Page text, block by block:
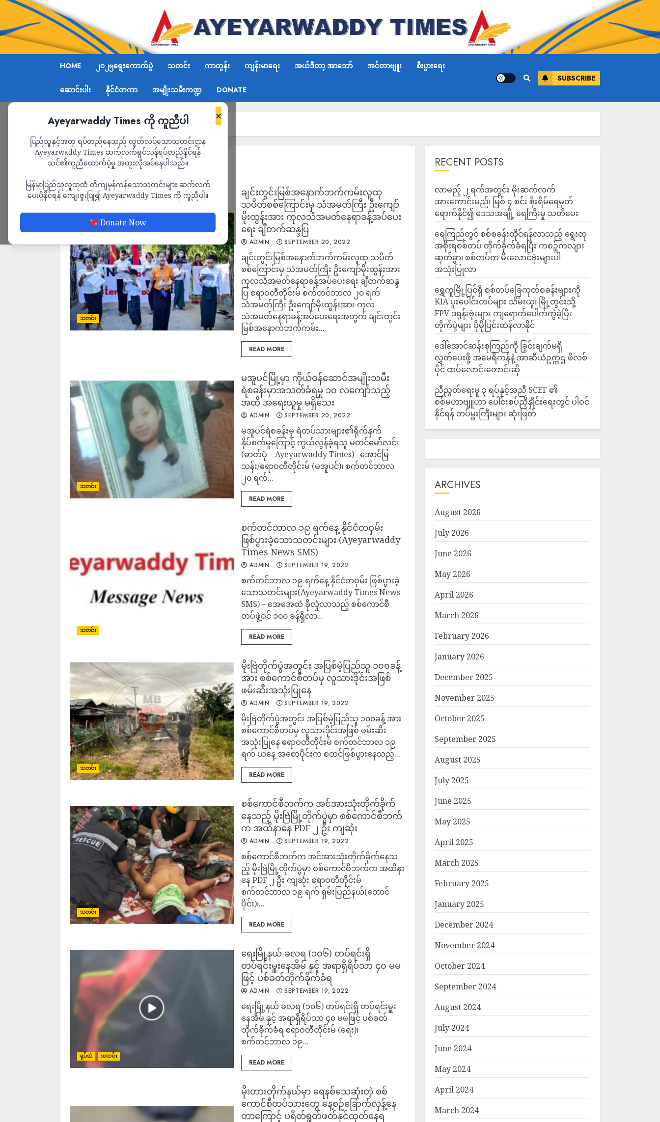
HOME ၂၀၂၅ရွေးကောက်ပွဲ သတင်း ကာတွန်း ကျန်းမာရေး အယ်ဒီတာ့ အာဘော် အင်တာဗျူး စီးပွားရေး
ဆောင်းပါး နိုင်ငံတကာ အမျိုးသမီးကဏ္ဍ DONATE
SUBSCRIBE
×
Ayeyarwaddy Times ကို ကူညီပါ
ပြည်သူနှင့်အတူ ရပ်တည်နေသည့် လွတ်လပ်သောသတင်းဌာန
Ayeyarwaddy Times ဆက်လက်ရှင်သန်ရပ်တည်နိုင်ရန်
သင်၏ကူညီထောက်ပံ့မှု အထူးလိုအပ်နေပါသည်။
မြန်မာပြည်သူလူထုထံ တိကျမှန်ကန်သောသတင်းများ ဆက်လက်
ပေးပို့နိုင်ရန် ကျေးဇူးပြု၍ Ayeyarwaddy Times ကို ကူညီပါ။
Donate Now
Home သတင်း Page 1,557
သတင်း
သတင်း
ချင်းတွင်းမြစ်အနောက်ဘက်ကမ်းလူထု
သပိတ်စစ်ကြောင်းမှ သံအမတ်ကြီး ဦးကျော်
မိုးထွန်းအား ကုလသံအမတ်နေရာခန့်အပ်ပေး
ရေး ချီတက်ဆန္ဒပြ
ADMIN SEPTEMBER 20, 2022
ချင်းတွင်းမြစ်အနောက်ဘက်ကမ်းလူထု သပိတ်
စစ်ကြောင်းမှ သံအမတ်ကြီး ဦးကျော်မိုးထွန်းအား
ကုလသံအမတ်နေရာခန့်အပ်ပေးရေး ချီတက်ဆန္ဒ
ပြ ဧရာဝတီတိုင်းမ် စက်တင်ဘာလ ၂၀ ရက်
သံအမတ်ကြီး ဦးကျော်မိုးထွန်းအား ကုလ
သံအမတ်နေရာခန့်အပ်ပေးရေးအတွက် ချင်းတွင်း
မြစ်အနောက်ဘက်ကမ်း...
READ MORE
သတင်း
မအူပင်မြို့မှာ ကိုယ်ဝန်ဆောင်အမျိုးသမီး
ရဲစခန်းမှာအသတ်ခံရမှု ၁၀ လကျော်သည့်
အထိ အရေးယူမှု မရှိသေး
ADMIN SEPTEMBER 20, 2022
မအူပင်ရဲစခန်းမှ ရဲတပ်သားများ၏ရိုက်နှက်
နှိပ်စက်မှုကြောင့် ကွယ်လွန်ခဲ့ရသူ မတင်မော််််လင်း
(ဓာတ်ပုံ – Ayeyarwaddy Times) အောင်မြ
သန်း/ဧရာဝတီတိုင်းမ် (မအူပင်)၊ စက်တင်ဘာလ
၂၀ ရက်...
READ MORE
သတင်း
စက်တင်ဘာလ ၁၉ ရက်နေ့ နိုင်ငံတဝှမ်း
ဖြစ်ပွားခဲ့သောသတင်းများ (Ayeyarwaddy
Times News SMS)
ADMIN SEPTEMBER 19, 2022
စက်တင်ဘာလ ၁၉ ရက်နေ့ နိုင်ငံတဝှမ်း ဖြစ်ပွားခဲ့
သောသတင်းများ(Ayeyarwaddy Times News
SMS) – အေအေထံ ခိုလှုံလာသည့် စစ်ကောင်စီ
တပ်ဖွဲ့ဝင် ၁၀၀ ခန့်ရှိလာ...
READ MORE
သတင်း
မိုးဗြဲတိုက်ပွဲအတွင်း ​အပြစ်မဲ့ပြည်သူ ၁၀၀ခန့်
အား စစ်ကောင်စီတပ်မှ လူသားဒိုင်းအဖြစ်
ဖမ်း​ဆီးအသုံးပြုနေ
ADMIN SEPTEMBER 19, 2022
မိုးဗြဲတိုက်ပွဲအတွင်း ​အပြစ်မဲ့ပြည်သူ ၁၀၀ခန့် အား
စစ်ကောင်စီတပ်မှ လူသားဒိုင်းအဖြစ် ဖမ်း​ဆီး
အသုံးပြုနေ ဧရာဝတီတိုင်းမ် စက်တင်ဘာလ ၁၉
ရက် ယနေ့ အစောပိုင်းက စတင်ဖြစ်ပွားနေသည့်...
READ MORE
သတင်း
စစ်ကောင်စီဘက်က အင်အားသုံးတိုက်ခိုက်
နေသည့် မိုးဗြဲမြို့တိုက်ပွဲမှာ စစ်ကောင်စီဘက်
က အထိနာနေ PDF ၂ ဦး ကျဆုံး
ADMIN SEPTEMBER 19, 2022
စစ်ကောင်စီဘက်က အင်အားသုံးတိုက်ခိုက်နေသ
ည့် မိုးဗြဲမြို့တိုက်ပွဲမှာ စစ်ကောင်စီဘက်က အထိနာ
နေ PDF ၂ ဦး ကျဆုံး ဧရာဝတီတိုင်းမ်
စက်တင်ဘာလ ၁၉ ရက် ရှမ်းပြည်နယ်(တောင်
ပိုင်း)၊...
READ MORE
ရုပ်သံ သတင်း
ရေးမြို့နယ် ခလရ (၁၀၆) တပ်ရင်းရှိ
တပ်ရင်းမှူးနေအိမ် နှင့် အရာရှိရိပ်သာ ၄၀ မမ
ဖြင့် ပစ်ခတ်တိုက်ခိုက်ခံရ
ADMIN SEPTEMBER 19, 2022
ရေးမြို့နယ် ခလရ (၁၀၆) တပ်ရင်းရှိ တပ်ရင်းမှူး
နေအိမ် နှင့် အရာရှိရိပ်သာ ၄၀ မမဖြင့် ပစ်ခတ်
တိုက်ခိုက်ခံရ ဧရာဝတီတိုင်းမ် (ရေး)၊
စက်တင်ဘာလ ၁၉...
READ MORE
မိုးတားတိုက်နယ်မှာ ရေနစ်သေဆုံးတဲ့ စစ်
ကောင်စီတပ်သားတွေ နေ့စဥ်ခြောက်လှန့်နေ
တာကြောင့် ပရိတ်ရွတ်ဖတ်နှင်ထုတ်နေရ
RECENT POSTS
လာမည့် ၂ ရက်အတွင်း မိုးဆက်လက်
အားကောင်းမည်၊ မြစ် ၄ စင်း စိုးရိမ်ရေမှတ်
ရောက်နိုင်၍ ဒေသအချို့ ရေကြီးမှု သတိပေး
ရေကြည်တွင် စစ်စခန်းထိုင်ရန်လာသည့် ရွေးတု
အစိုးရစစ်တပ် တိုက်ခိုက်ခံရပြီး ကစဉ့်ကလျား
ဆုတ်ခွာ၊ စစ်တပ်က မီးလောင်ဗုံးများပါ
အသုံးပြုလာ
‎ရွှေကူမြို့ပြင်ရှိ စစ်တပ်ခြေကုတ်စခန်းများကို
KIA ပူးပေါင်းတပ်များ သိမ်းယူ၊ မြို့တွင်းသို့
FPV ဒရုန်းဗုံးများ ကျရောက်ပေါက်ကွဲခဲ့ပြီး
တိုက်ပွဲများ ပိုမိုပြင်းထန်လာနိုင်
ဒေါ်အောင်ဆန်းစုကြည်ကို ခြွင်းချက်မရှိ
လွှတ်ပေးဖို့ အမေရိကန်နဲ့ အာဆီယံဥက္ကဌ ဖိလစ်
ပိုင် ထပ်လောင်းတောင်းဆို
ညီညွတ်ရေးမူ ၃ ရပ်နှင့်အညီ SCEF ၏
စစ်မဟာဗျူဟာ ပေါင်းစပ်ညှိနှိုင်းရေးတွင် ပါဝင်
နိုင်ရန် တပ်မှူးကြီးများ ဆုံးဖြတ်
ARCHIVES
August 2026
July 2026
June 2026
May 2026
April 2026
March 2026
February 2026
January 2026
December 2025
November 2025
October 2025
September 2025
August 2025
July 2025
June 2025
May 2025
April 2025
March 2025
February 2025
January 2025
December 2024
November 2024
October 2024
September 2024
August 2024
July 2024
June 2024
May 2024
April 2024
March 2024